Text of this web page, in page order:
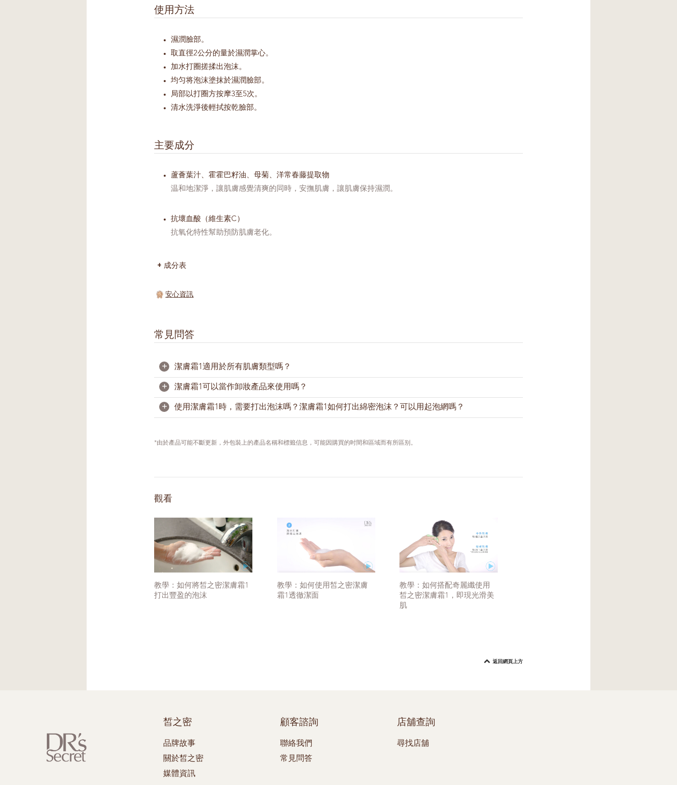
使用方法
濕潤臉部。
取直徑2公分的量於濕潤掌心。
加水打圈搓揉出泡沫。
均匀将泡沫塗抹於濕潤臉部。
局部以打圈方按摩3至5次。
清水洗淨後輕拭按乾臉部。
主要成分
蘆薈葉汁、霍霍巴籽油、母菊、洋常春藤提取物
温和地潔淨，讓肌膚感覺清爽的同時，安撫肌膚，讓肌膚保持濕潤。
抗壞血酸（維生素C）
抗氧化特性幫助預防肌膚老化。
成分表
安心資訊
常見問答
+ 潔膚霜1適用於所有肌膚類型嗎？
是的，其溫和配方適用於大多肌膚類型。
+ 潔膚霜1可以當作卸妝產品來使用嗎？
潔膚霜1能温和潔淨臉部汙垢雜質 。配合正確的按摩潔淨方式，也能幫助卸除淡妆。
+ 使用潔膚霜1時，需要打出泡沫嗎？潔膚霜1如何打出綿密泡沫？可以用起泡網嗎？
透由揉按泡沫進行肌膚潔淨。
剛開始使用時，若起泡手法不够熟練，可借助起泡網打出绵密泡沫。使用起泡網前，請確保起泡網是
*由於產品可能不斷更新，外包裝上的產品名稱和標籤信息，可能因購買的时間和區域而有所區别。
觀看
教學：如何將皙之密潔膚霜1
打出豐盈的泡沫
教學：如何使用皙之密潔膚
霜1透徹潔面
教學：如何搭配奇麗纖使用
皙之密潔膚霜1，即現光滑美
肌
返回網頁上方
皙之密
品牌故事
關於皙之密
媒體資訊
顧客諮詢
聯絡我們
常見問答
店舖查詢
尋找店舖